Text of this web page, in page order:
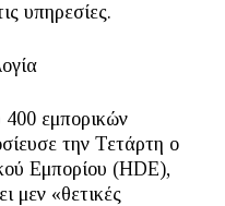
υπηρεσίες.
εμπορικών
την Τετάρτη o
Εμπορίου (HDE),
μεν «θετικές